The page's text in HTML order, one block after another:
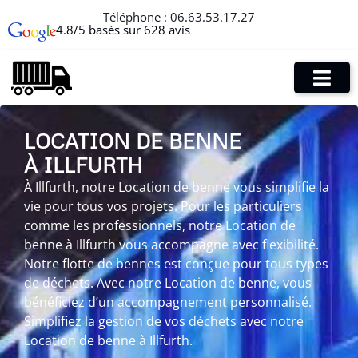
Téléphone : 06.63.53.17.27
4.8/5 basés sur 628 avis
LOCATION DE BENNE
À ILLFURTH
À Illfurth, notre Location de benne vous simplifie la
vie pour tous vos projets. Pour les particuliers
comme les professionnels, notre Location de
benne à Illfurth vous accompagne avec flexibilité.
Notre flotte de bennes est conçue pour tous types
de déchets. Avec notre Location de benne, vous
bénéficiez d’un accompagnement personnalisé.
Simplifiez la gestion de vos déchets avec notre
Location de benne à Illfurth.